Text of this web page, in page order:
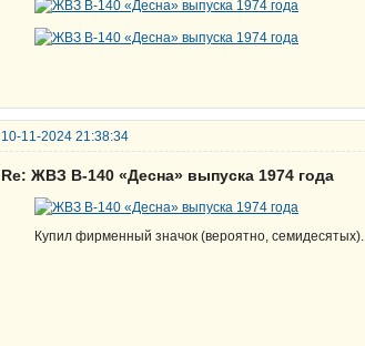
10-11-2024 21:38:34
Re: ЖВЗ В-140 «Десна» выпуска 1974 года
Купил фирменный значок (вероятно, семидесятых).